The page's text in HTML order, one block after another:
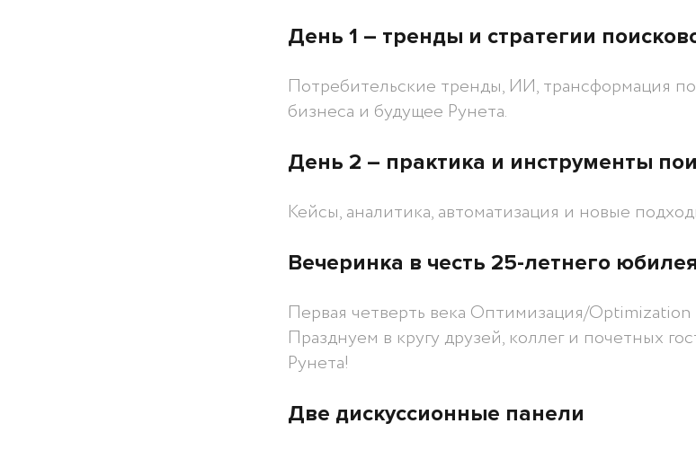
День 1 ― тренды и стратегии
Потребительские тренды, ИИ, трансформация
бизнеса и будущее Рунета.
День 2 ― практика и инструменты
Кейсы, аналитика, автоматизация и новые
Вечеринка в честь 25-летнего
Первая четверть века Оптимизация/
Празднуем в кругу друзей, коллег и почетных
Рунета!
Две дискуссионные панели